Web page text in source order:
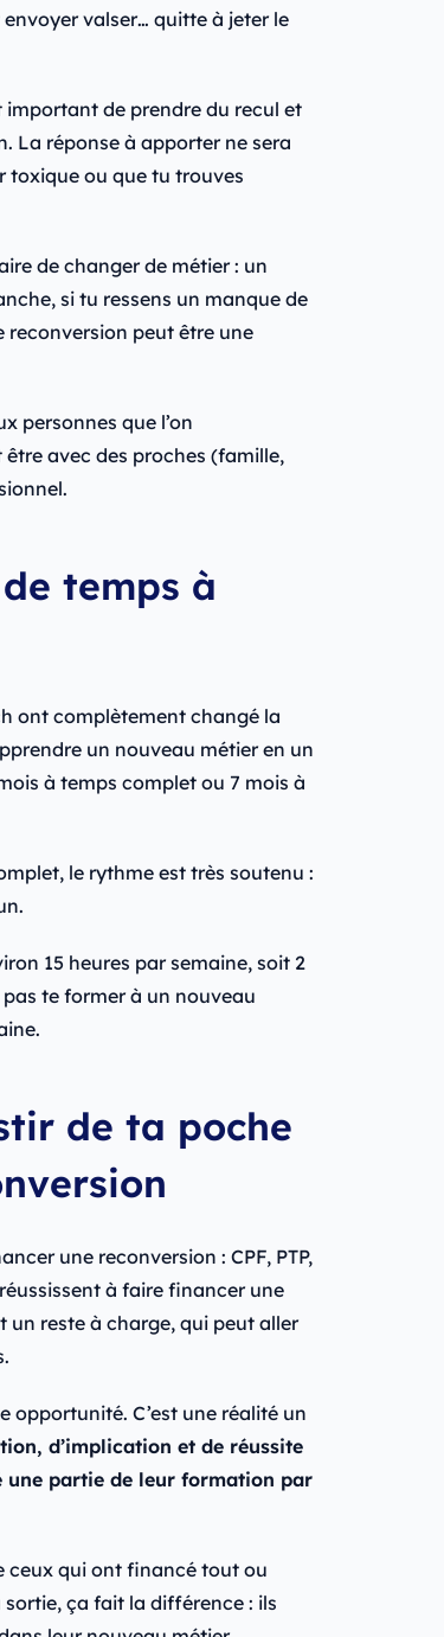
valser… quitte à jeter le
important de prendre du recul et
La réponse à apporter ne sera
toxique ou que tu trouves
de changer de métier : un
si tu ressens un manque de
peut être une
personnes que l’on
être avec des proches (famille,
temps à
ont complètement changé la
un nouveau métier en un
à temps complet ou 7 mois à
le rythme est très soutenu :
15 heures par semaine, soit 2
te former à un nouveau
de ta poche
une reconversion : CPF, PTP,
à faire financer une
un reste à charge, qui peut aller
opportunité. C’est une réalité un
d’implication et de réussite
une partie de leur formation par
ceux qui ont financé tout ou
ça fait la différence : ils